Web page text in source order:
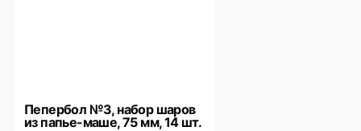
Пепербол №3, набор шаров
из папье-маше, 75 мм, 14 шт.